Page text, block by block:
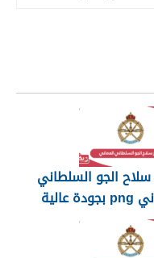
الجو السلطاني
العماني png بجودة عالية